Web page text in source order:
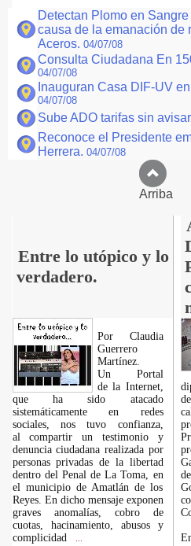
Detectan Plomo en
causa de la emanación de
Aceros. 04/07/08
Consulta Ciudadana En
04/07/08
Inauguran Casa DIF-UV
04/07/08
Sube ADO tarifas sin
Reconoce el Presidente
Herrera. 04/07/08
Entre lo utópico y lo
verdadero.
Por Claudia
Guerrero
Martínez.
​Un Portal
de la Internet,
que ha sido atacado
sistemáticamente en redes
sociales, nos tuvo confianza,
al compartir un testimonio y
denuncia ciudadana realizada por
personas privadas de la libertad
dentro del Penal de La Toma, en
el municipio de Amatlán de los
Reyes. En dicho mensaje exponen
graves anomalías, cobro de
cuotas, hacinamiento, abusos y
complicidad